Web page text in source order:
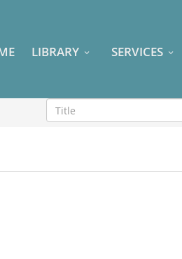
LIBRARY SERVICES